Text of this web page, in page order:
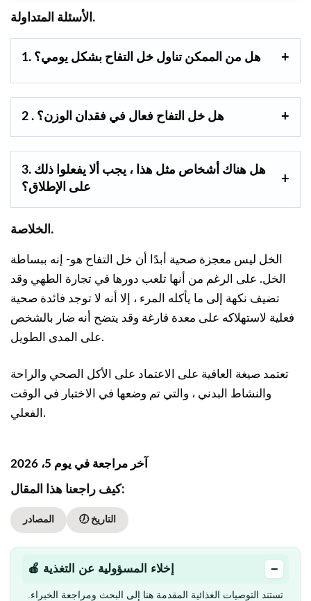
الأسئلة المتداولة.
1. هل من الممكن تناول خل التفاح بشكل يومي؟
2 . هل خل التفاح فعال في فقدان الوزن؟
3. هل هناك أشخاص مثل هذا ، يجب ألا يفعلوا ذلك
على الإطلاق؟
الخلاصة.
الخل ليس معجزة صحية أبدًا أن خل التفاح هو- إنه ببساطة
الخل. على الرغم من أنها تلعب دورها في تجارة الطهي وقد
تضيف نكهة إلى ما يأكله المرء ، إلا أنه لا توجد فائدة صحية
فعلية لاستهلاكه على معدة فارغة وقد يتضح أنه ضار بالشخص
على المدى الطويل.
تعتمد صيغة العافية على الاعتماد على الأكل الصحي والراحة
والنشاط البدني ، والتي تم وضعها في الاختبار في الوقت
الفعلي.
آخر مراجعة في يوم 5، 2026
كيف راجعنا هذا المقال:
المصادر 🕖 التاريخ
🍎 إخلاء المسؤولية عن التغذية −
تستند التوصيات الغذائية المقدمة هنا إلى البحث ومراجعة الخبراء.